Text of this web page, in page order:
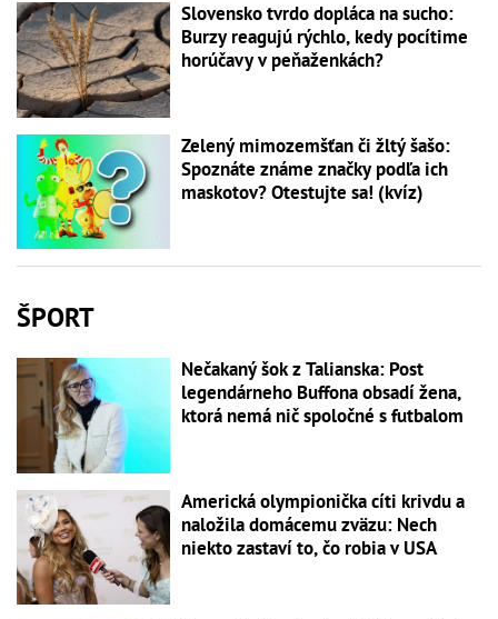
Slovensko tvrdo dopláca na sucho:
Burzy reagujú rýchlo, kedy pocítime
horúčavy v peňaženkách?
Zelený mimozemšťan či žltý šašo:
Spoznáte známe značky podľa ich
maskotov? Otestujte sa! (kvíz)
ŠPORT
Nečakaný šok z Talianska: Post
legendárneho Buffona obsadí žena,
ktorá nemá nič spoločné s futbalom
Americká olympionička cíti krivdu a
naložila domácemu zväzu: Nech
niekto zastaví to, čo robia v USA